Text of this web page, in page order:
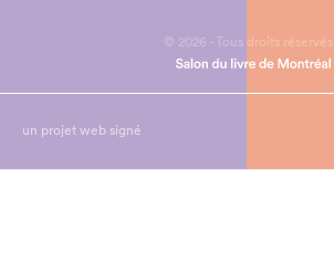
© 2026 - Tous droits réservés
un projet web signé